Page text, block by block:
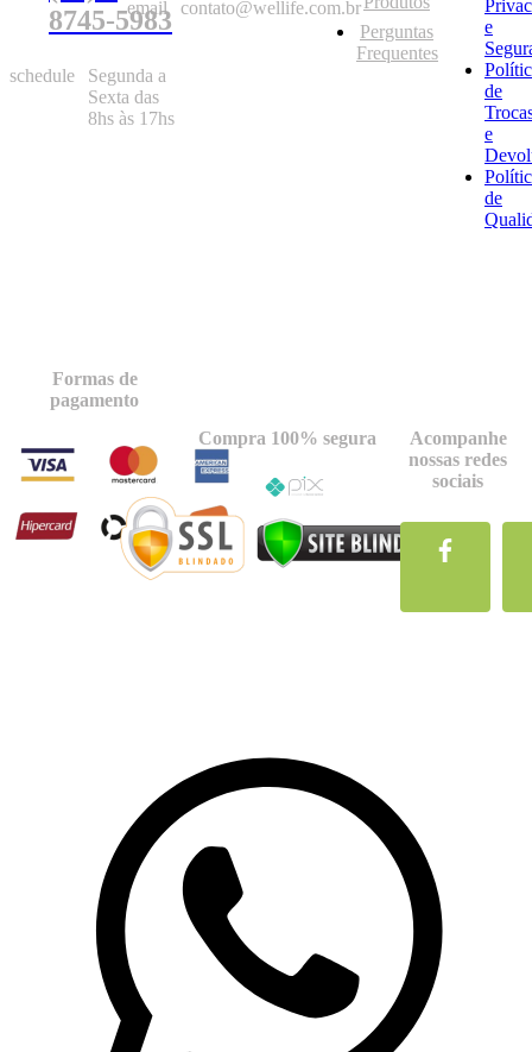
8745-5983
schedule
Segunda a
Sexta das
8hs às 17hs
email
contato@wellife.com.br
Perguntas
Frequentes
e
de
e
de
Formas de
pagamento
Compra 100% segura
Acompanhe
nossas redes
sociais